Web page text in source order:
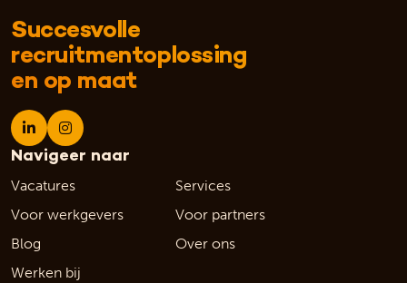
Succesvolle
recruitmentoplossing
en op maat
Navigeer naar
Vacatures
Services
Voor werkgevers
Voor partners
Blog
Over ons
Werken bij